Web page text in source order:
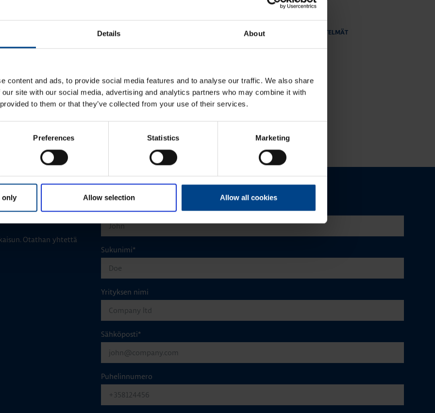
Details About
content and ads, to provide social media features and to analyse our traffic. We also share
site with our social media, advertising and analytics partners who may combine it with
to them or that they’ve collected from your use of their services.
Preferences Statistics Marketing
only Allow selection Allow all cookies
uusimpiin
OHJAUSJÄRJESTELMÄT
sarjoihin
MOOTTORIKÄYTÖT OHJAUSJÄRJESTELMÄT
Otathan yhtettä
Sukunimi*
Yrityksen nimi
Sähköposti*
Puhelinnumero